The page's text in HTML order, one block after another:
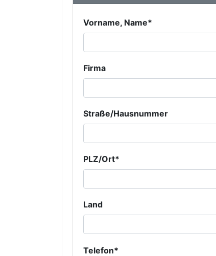
Vorname, Name*
Firma
Straße/Hausnummer
PLZ/Ort*
Land
Telefon*